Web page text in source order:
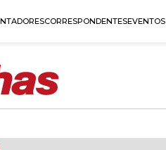
CORRESPONDENTESEVENTOS